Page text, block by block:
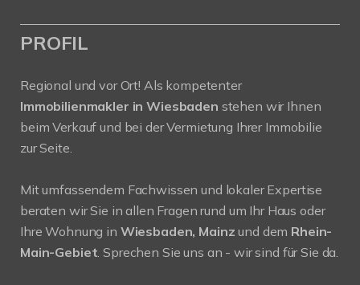
PROFIL
Regional und vor Ort! Als kompetenter
Immobilienmakler in Wiesbaden stehen wir Ihnen
beim Verkauf und bei der Vermietung Ihrer Immobilie
zur Seite.
Mit umfassendem Fachwissen und lokaler Expertise
beraten wir Sie in allen Fragen rund um Ihr Haus oder
Ihre Wohnung in Wiesbaden, Mainzund dem Rhein-
Main-Gebiet. Sprechen Sie uns an - wir sind für Sie da.